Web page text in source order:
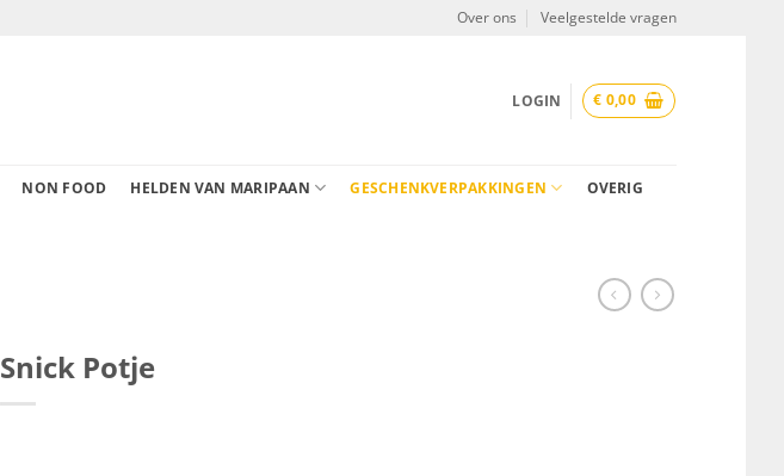
Over ons Veelgestelde vragen
LOGIN € 0,00
NON FOOD HELDEN VAN MARIPAAN GESCHENKVERPAKKINGEN OVERIG
Snick Potje